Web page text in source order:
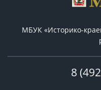
МБУК «Историко-
8